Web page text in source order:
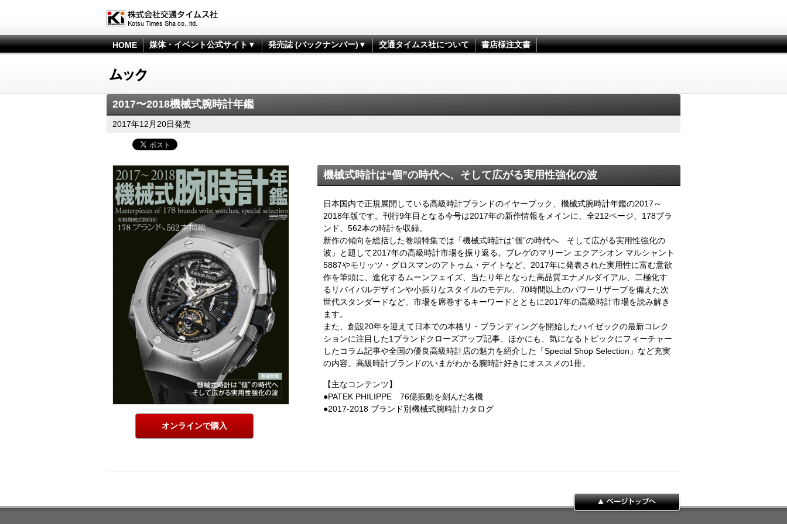
HOME 媒体・イベント公式サイト▼ 発売誌 (バックナンバー)▼ 交通タイムス社について 書店様注文書
2017〜2018機械式腕時計年鑑
2017年12月20日発売
オンラインで購入
機械式時計は“個”の時代へ、そして広がる実用性強化の波
日本国内で正規展開している高級時計ブランドのイヤーブック、機械式腕時計年鑑の2017～
2018年版です。刊行9年目となる今号は2017年の新作情報をメインに、全212ページ、178ブラ
ンド、562本の時計を収録。
新作の傾向を総括した巻頭特集では「機械式時計は“個”の時代へ そして広がる実用性強化の
波」と題して2017年の高級時計市場を振り返る。ブレゲのマリーン エクアシオン マルシャント
5887やモリッツ・グロスマンのアトゥム・デイトなど、2017年に発表された実用性に富む意欲
作を筆頭に、進化するムーンフェイズ、当たり年となった高品質エナメルダイアル、二極化す
るリバイバルデザインや小振りなスタイルのモデル、70時間以上のパワーリザーブを備えた次
世代スタンダードなど、市場を席巻するキーワードとともに2017年の高級時計市場を読み解き
ます。
また、創設20年を迎えて日本での本格リ・ブランディングを開始したハイゼックの最新コレク
ションに注目した1ブランドクローズアップ記事、ほかにも、気になるトピックにフィーチャー
したコラム記事や全国の優良高級時計店の魅力を紹介した「Special Shop Selection」など充実
の内容。高級時計ブランドのいまがわかる腕時計好きにオススメの1冊。
【主なコンテンツ】
●PATEK PHILIPPE 76億振動を刻んだ名機
●2017-2018 ブランド別機械式腕時計カタログ